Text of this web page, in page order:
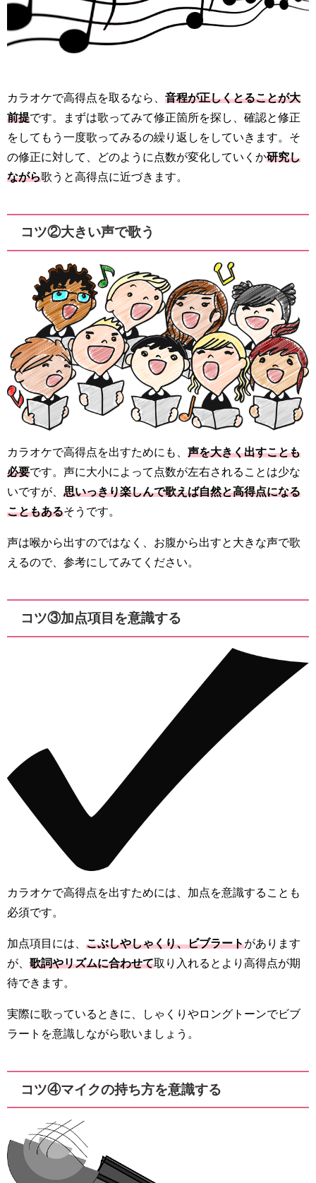
カラオケで高得点を取るなら、 音程が正しくとることが大
前提です。まずは歌ってみて修正箇所を探し、確認と修正
をしてもう一度歌ってみるの繰り返しをしていきます。そ
の修正に対して、どのように点数が変化していくか研究し
ながら歌うと高得点に近づきます。
コツ②大きい声で歌う
カラオケで高得点を出すためにも、 声を大きく出すことも
必要です。声に大小によって点数が左右されることは少な
いですが、 思いっきり楽しんで歌えば自然と高得点になる
こともあるそうです。
声は喉から出すのではなく、お腹から出すと大きな声で歌
えるので、参考にしてみてください。
コツ③加点項目を意識する
カラオケで高得点を出すためには、加点を意識することも
必須です。
加点項目には、 こぶしやしゃくり、ビブラートがあります
が、 歌詞やリズムに合わせて取り入れるとより高得点が期
待できます。
実際に歌っているときに、しゃくりやロングトーンでビブ
ラートを意識しながら歌いましょう。
コツ④マイクの持ち方を意識する